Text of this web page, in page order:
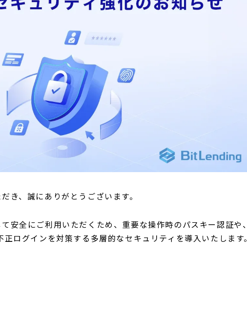
、誠にありがとうございます。
全にご利用いただくため、重要な操作時のパスキー認証や、
ログインを対策する多層的なセキュリティを導入いたします。